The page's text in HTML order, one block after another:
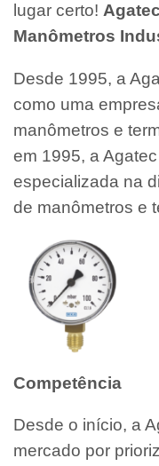
lugar certo!
Manômetros
Desde 1995, a
como uma
manômetros e
em 1995, a
especializada na
de manômetros e
Competência
Desde o início, a
mercado por